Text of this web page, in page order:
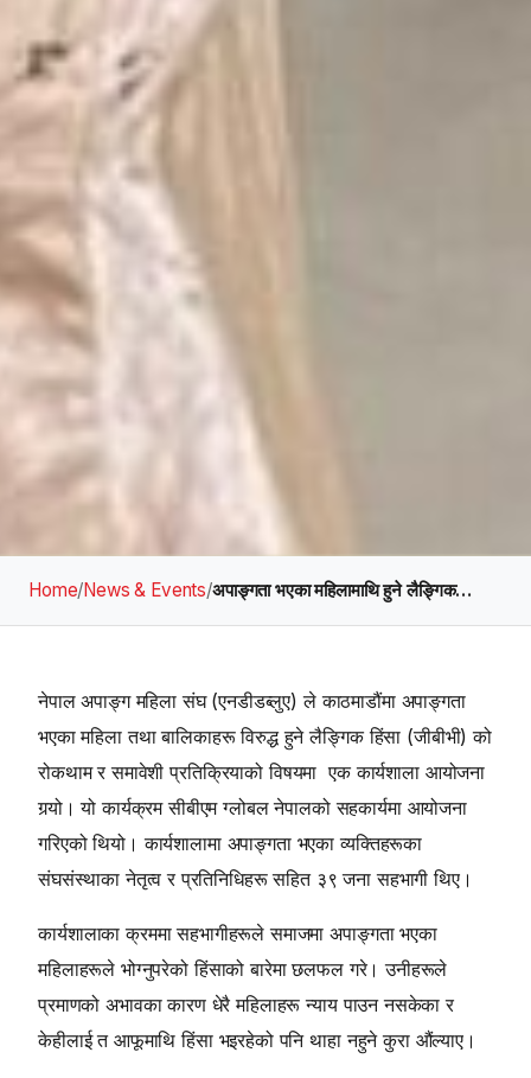
Home/News & Events/अपाङ्गता भएका महिलामाथि हुने लैङ्गिक…
नेपाल अपाङ्ग महिला संघ (एनडीडब्लुए) ले काठमाडौंमा अपाङ्गता
भएका महिला तथा बालिकाहरू विरुद्ध हुने लैङ्गिक हिंसा (जीबीभी) को
रोकथाम र समावेशी प्रतिक्रियाको विषयमा एक कार्यशाला आयोजना
गर्‍यो। यो कार्यक्रम सीबीएम ग्लोबल नेपालको सहकार्यमा आयोजना
गरिएको थियो। कार्यशालामा अपाङ्गता भएका व्यक्तिहरूका
संघसंस्थाका नेतृत्व र प्रतिनिधिहरू सहित ३९ जना सहभागी थिए।
कार्यशालाका क्रममा सहभागीहरूले समाजमा अपाङ्गता भएका
महिलाहरूले भोग्नुपरेको हिंसाको बारेमा छलफल गरे। उनीहरूले
प्रमाणको अभावका कारण धेरै महिलाहरू न्याय पाउन नसकेका र
केहीलाई त आफूमाथि हिंसा भइरहेको पनि थाहा नहुने कुरा औंल्याए।